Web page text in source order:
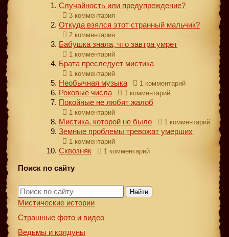
Случайность или предупреждение?
3 комментария
Откуда взялся этот странный мальчик?
2 комментария
Бабушка знала, что завтра умрет
1 комментарий
Брата преследует мистика
1 комментарий
Необычная музыка 1 комментарий
Роковые числа 1 комментарий
Покойные не любят жалоб
1 комментарий
Мистика, которой не было 1 комментарий
Земные проблемы тревожат умерших
1 комментарий
Сквозняк 1 комментарий
Поиск по сайту
Найти
Мистические истории
Страшные фото и видео
Ведьмы и колдуны